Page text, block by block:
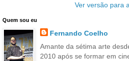
Ver versão para
Quem sou eu
Fernando Coelho
Amante da sétima arte
2010 após se formar em